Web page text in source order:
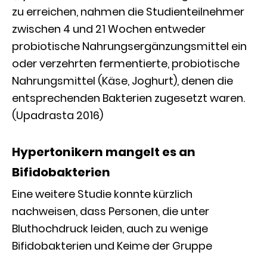
zu erreichen, nahmen die Studienteilnehmer
zwischen 4 und 21 Wochen entweder
probiotische Nahrungsergänzungsmittel ein
oder verzehrten fermentierte, probiotische
Nahrungsmittel (Käse, Joghurt), denen die
entsprechenden Bakterien zugesetzt waren.
(Upadrasta 2016)
Hypertonikern mangelt es an
Bifidobakterien
Eine weitere Studie konnte kürzlich
nachweisen, dass Personen, die unter
Bluthochdruck leiden, auch zu wenige
Bifidobakterien und Keime der Gruppe